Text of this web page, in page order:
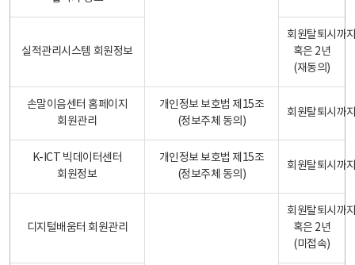
실적관리시스템 회원정보
회원탈퇴시까
혹은 2년
(재동의)
손말이음센터 홈페이지
회원관리
개인정보 보호법 제15조
(정보주체 동의)
회원탈퇴시까
K-ICT 빅데이터센터
회원정보
개인정보 보호법 제15조
(정보주체 동의)
회원탈퇴시까
디지털배움터 회원관리
회원탈퇴시까
혹은 2년
(미접속)